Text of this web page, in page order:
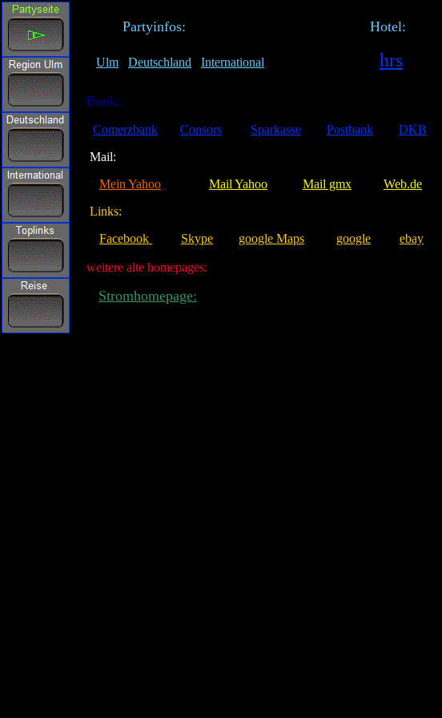
Partyinfos: Hotel:
Ulm Deutschland International hrs
Bank:
Comerzbank Consors Sparkasse Postbank DKB
Mail:
Mein Yahoo
Mail Yahoo Mail gmx Web.de
Links:
Facebook
Skype google Maps google ebay
weitere alte homepages:
Stromhomepage: